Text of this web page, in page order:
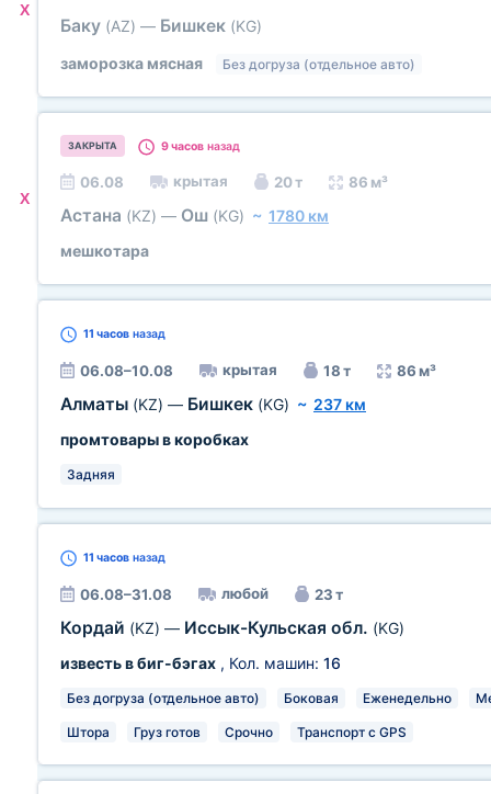
X
Баку (AZ) — Бишкек (KG)
заморозка мясная
Без догруза (отдельное авто)
X
ЗАКРЫТА 9 часов назад
06.08 крытая 20 т 86 м³
Астана (KZ) — Ош (KG) ~ 1780 км
мешкотара
11 часов назад
06.08–10.08 крытая 18 т 86 м³
Алматы (KZ) — Бишкек (KG) ~ 237 км
промтовары в коробках
Задняя
11 часов назад
06.08–31.08 любой 23 т
Кордай (KZ) — Иссык-Кульская обл. (KG)
известь в биг-бэгах , Кол. машин: 16
Без догруза (отдельное авто) Боковая Еженедельно
Штора Груз готов Срочно Транспорт с GPS